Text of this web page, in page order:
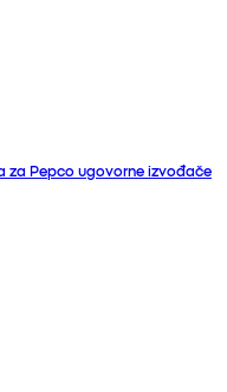
za Pepco ugovorne izvođače